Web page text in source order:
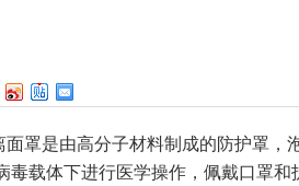
是由高分子材料制成的防护罩，
载体下进行医学操作，佩戴口罩和